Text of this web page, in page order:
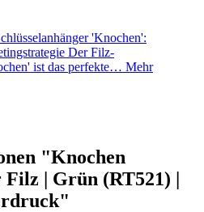
'Knochen':
Der Filz-
ist das perfekte… Mehr
"Knochen
Filz | Grün (RT521) |